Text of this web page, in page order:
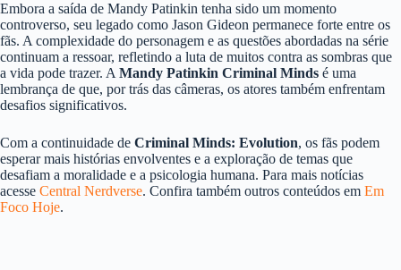
Embora a saída de Mandy Patinkin tenha sido um momento
controverso, seu legado como Jason Gideon permanece forte entre os
fãs. A complexidade do personagem e as questões abordadas na série
continuam a ressoar, refletindo a luta de muitos contra as sombras que
a vida pode trazer. A Mandy Patinkin Criminal Minds é uma
lembrança de que, por trás das câmeras, os atores também enfrentam
desafios significativos.
Com a continuidade de Criminal Minds: Evolution, os fãs podem
esperar mais histórias envolventes e a exploração de temas que
desafiam a moralidade e a psicologia humana. Para mais notícias
acesse Central Nerdverse. Confira também outros conteúdos em Em
Foco Hoje.